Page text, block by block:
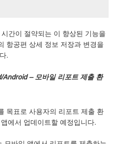
간이 절약되는 이 향상된 기능을
항공편 상세 정보 저장과 변경을
.
Android – 모바일 리포트 제출 환
목표로 사용자의 리포트 제출 환
에서 업데이트할 예정입니다.